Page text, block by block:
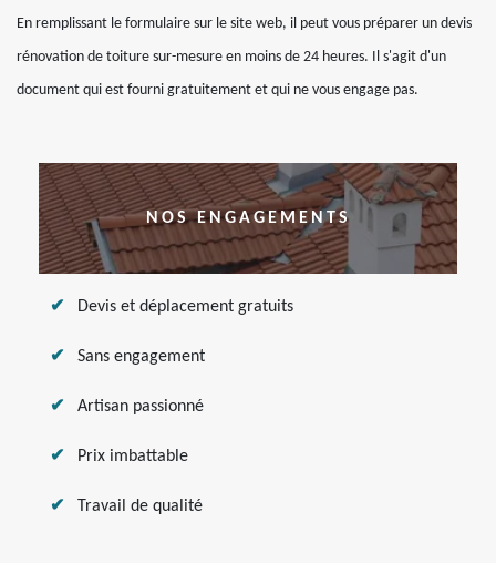
En remplissant le formulaire sur le site web, il peut vous préparer un devis
rénovation de toiture sur-mesure en moins de 24 heures. Il s'agit d'un
document qui est fourni gratuitement et qui ne vous engage pas.
NOS ENGAGEMENTS
Devis et déplacement gratuits
Sans engagement
Artisan passionné
Prix imbattable
Travail de qualité